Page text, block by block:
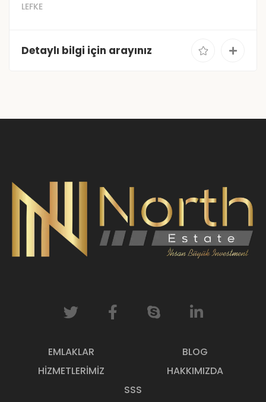
LEFKE
Detaylı bilgi için arayınız
EMLAKLAR
BLOG
HIZMETLERIMIZ
HAKKIMIZDA
SSS